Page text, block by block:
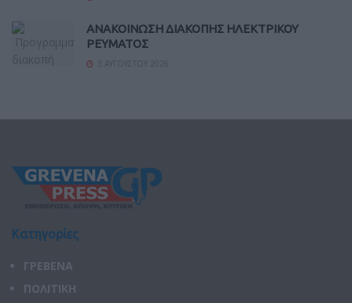
ΑΝΑΚΟΙΝΩΣΗ ΔΙΑΚΟΠΗΣ ΗΛΕΚΤΡΙΚΟΥ
ΡΕΥΜΑΤΟΣ
Κατηγορίες
ΓΡΕΒΕΝΑ
ΠΟΛΙΤΙΚΗ